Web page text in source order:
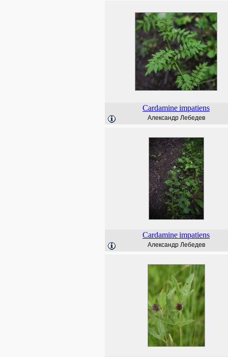
Cardamineimpatiens
Александр Лебедев
Cardamineimpatiens
Александр Лебедев